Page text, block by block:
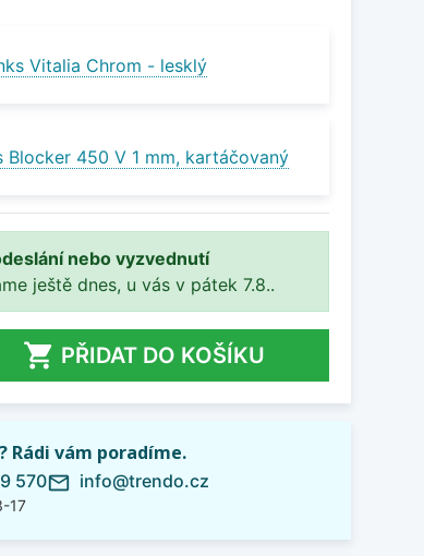
Vitalia Chrom - lesklý
Blocker 450 V 1 mm, kartáčovaný
nebo vyzvednutí
ještě dnes, u vás v pátek 7.8..
 PŘIDAT DO KOŠÍKU
Rádi vám poradíme.
570
17
mail_outline info@trendo.cz